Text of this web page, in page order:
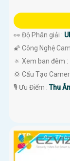
👀 Độ Phân giải :
🌠 Công Nghệ
🔅 Xem ban đêm :
💢 Cấu Tạo
️🎙 Ưu Điểm :Thu